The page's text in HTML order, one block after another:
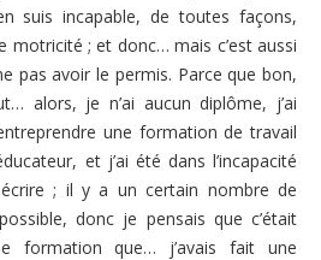
suis incapable, de toutes façons,
motricité ; et donc… mais c’est aussi
pas avoir le permis. Parce que bon,
alors, je n’ai aucun diplôme, j’ai
une formation de travail
et j’ai été dans l’incapacité
écrire ; il y a un certain nombre de
donc je pensais que c’était
formation que… j’avais fait une